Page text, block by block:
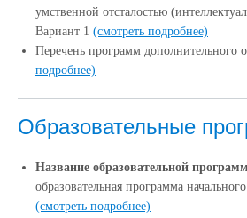
умственной отсталостью
Вариант 1 (смотреть подробнее)
Перечень программ дополнительного
подробнее)
Образовательные
Название образовательной
образовательная программа
(смотреть подробнее)